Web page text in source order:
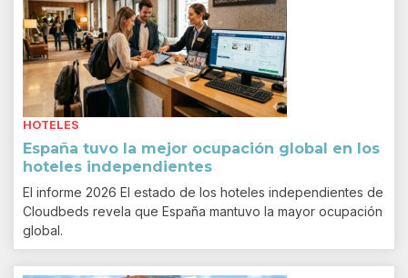
HOTELES
España tuvo la mejor ocupación global en los
hoteles independientes
El informe 2026 El estado de los hoteles independientes de
Cloudbeds revela que España mantuvo la mayor ocupación
global.